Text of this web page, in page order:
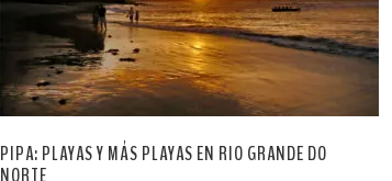
PIPA: PLAYAS Y MÁS PLAYAS EN RIO GRANDE DO